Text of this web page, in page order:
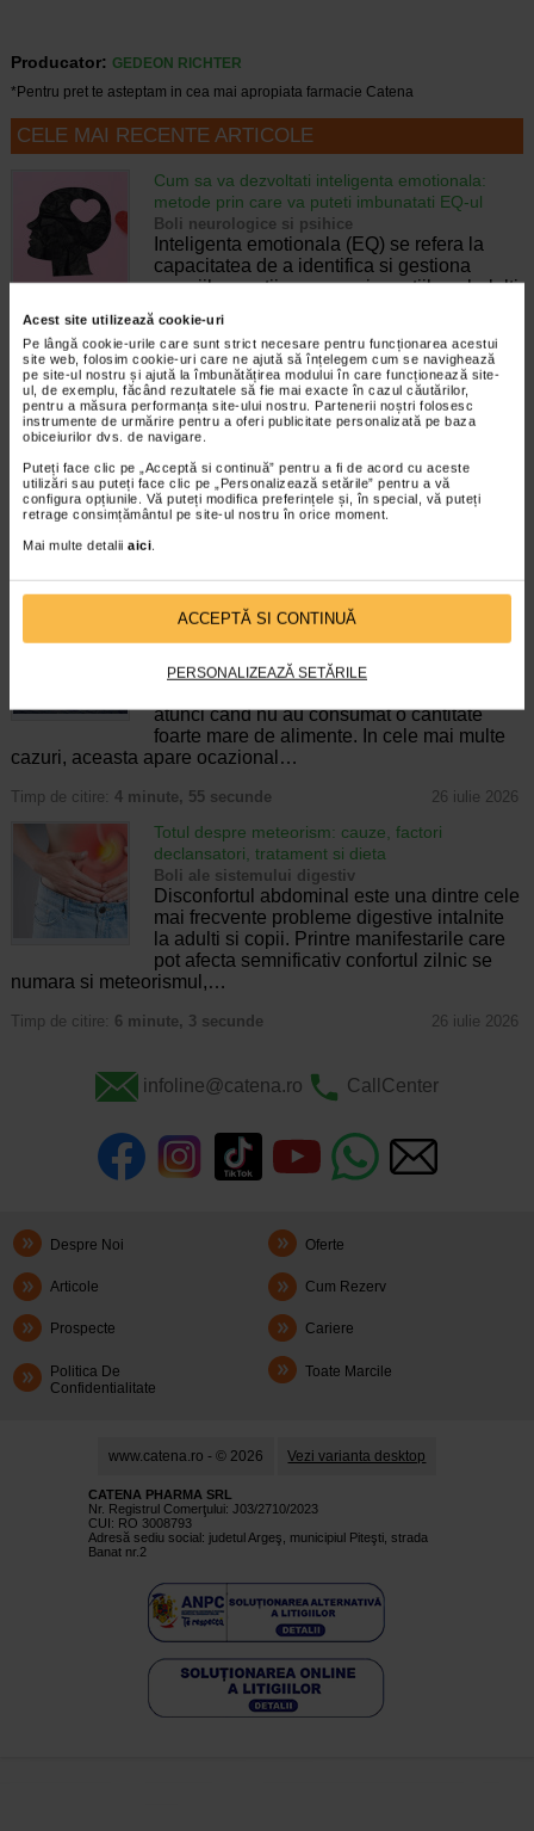
Acest site utilizează cookie-uri
Pe lângă cookie-urile care sunt strict necesare pentru funcționarea acestui
site web, folosim cookie-uri care ne ajută să înțelegem cum se navighează
pe site-ul nostru și ajută la îmbunătățirea modului în care funcționează site-
ul, de exemplu, făcând rezultatele să fie mai exacte în cazul căutărilor,
pentru a măsura performanța site-ului nostru. Partenerii noștri folosesc
instrumente de urmărire pentru a oferi publicitate personalizată pe baza
obiceiurilor dvs. de navigare.
Puteți face clic pe „Acceptă si continuă” pentru a fi de acord cu aceste
utilizări sau puteți face clic pe „Personalizează setările” pentru a vă
configura opțiunile. Vă puteți modifica preferințele și, în special, vă puteți
retrage consimțământul pe site-ul nostru în orice moment.
Mai multe detalii aici.
ACCEPTĂ SI CONTINUĂ
PERSONALIZEAZĂ SETĂRILE
Producator: GEDEON RICHTER
*Pentru pret te asteptam in cea mai apropiata farmacie Catena
CELE MAI RECENTE ARTICOLE
Cum sa va dezvoltati inteligenta emotionala:
metode prin care va puteti imbunatati EQ-ul
Boli neurologice si psihice
Inteligenta emotionala (EQ) se refera la
capacitatea de a identifica si gestiona
propriile emotii, precum si emotiile celorlalti.
emotionala cuprinde cateva abilitati:…
Timp de citire:4 minute, 39 secunde 6 august 2026
Enurezis: cauze, factori declansatori si solutii
Sistem urinar
Enurezisul este termenul medical pentru
pierderea accidentala de urina, de obicei in
timpul somnului. Este o afectiune frecventa
atat in randul copiilor, cat si al adultilor.
Senzatia de prea plin: cand indica o afectiune si
cum o tratati
Multi oameni au experimentat macar o data
atunci cand nu au consumat o cantitate
foarte mare de alimente. In cele mai multe
cazuri, aceasta apare ocazional…
Timp de citire: 4 minute, 55 secunde 26 iulie 2026
Totul despre meteorism: cauze, factori
declansatori, tratament si dieta
Boli ale sistemului digestiv
Disconfortul abdominal este una dintre cele
mai frecvente probleme digestive intalnite
la adulti si copii. Printre manifestarile care
pot afecta semnificativ confortul zilnic se
numara si meteorismul,…
Timp de citire: 6 minute, 3 secunde 26 iulie 2026
infoline@catena.ro CallCenter
Despre Noi Oferte
Articole Cum Rezerv
Prospecte Cariere
Politica De
Confidentialitate
Toate Marcile
www.catena.ro - © 2026 Vezi varianta desktop
CATENA PHARMA SRL
Nr. Registrul Comerţului: J03/2710/2023
CUI: RO 3008793
Adresă sediu social: judetul Argeş, municipiul Piteşti, strada
Banat nr.2